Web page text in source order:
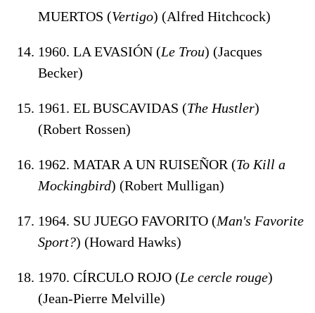
MUERTOS (Vertigo) (Alfred Hitchcock)
1960. LA EVASIÓN (Le Trou) (Jacques
Becker)
1961. EL BUSCAVIDAS (The Hustler)
(Robert Rossen)
1962. MATAR A UN RUISEÑOR (To Kill a
Mockingbird) (Robert Mulligan)
1964. SU JUEGO FAVORITO (Man's Favorite
Sport?) (Howard Hawks)
1970. CÍRCULO ROJO (Le cercle rouge)
(Jean-Pierre Melville)